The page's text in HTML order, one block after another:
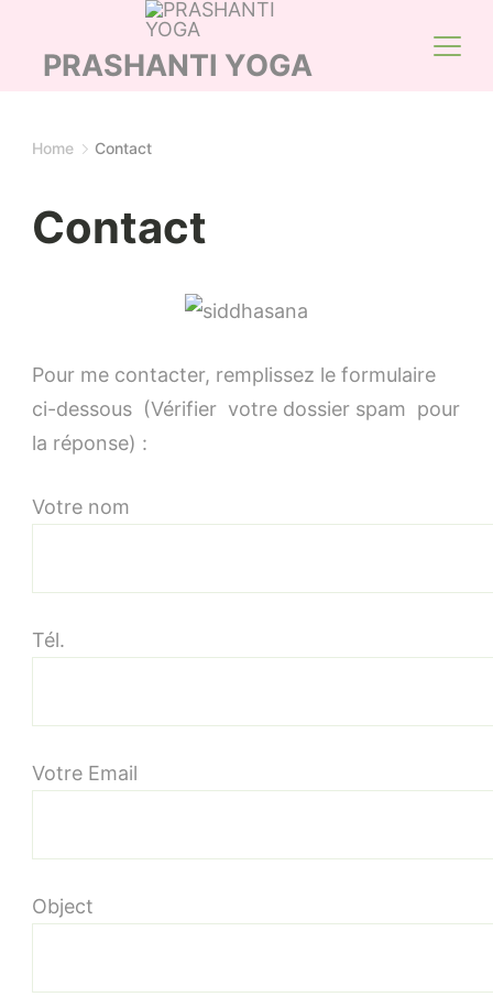
PRASHANTI YOGA
Home Contact
Contact
en
Siddhasana,
séance
du
Pour me contacter, remplissez le formulaire
ci-dessous (Vérifier votre dossier spam pour
la réponse) :
Votre nom
Tél.
Votre Email
Object